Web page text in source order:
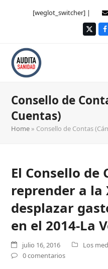
[weglot_switcher] |
Consello de
Cuentas)
Home » Consello de Contas
El Consello de
reprender a
desplazar
en el 2014-La
julio 16, 2016
Los
0 comentarios